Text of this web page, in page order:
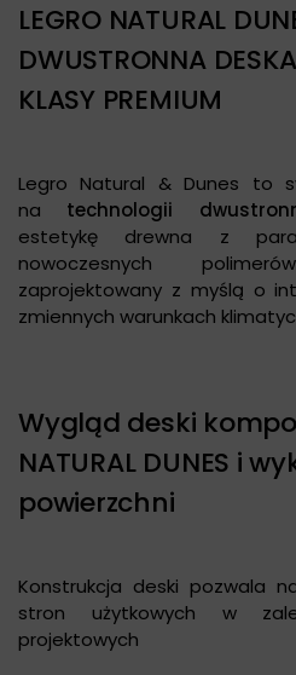
LEGRO NATURAL
DWUSTRONNA
KLASY PREMIUM
Legro Natural & Dunes to
na technologii
estetykę drewna z
nowoczesnych
zaprojektowany z myślą o
zmiennych warunkach
Wygląd deski
NATURAL DUNES i
powierzchni
Konstrukcja deski pozwala
stron użytkowych w
projektowych